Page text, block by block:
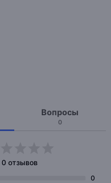
Вопросы
0
0 отзывов
0